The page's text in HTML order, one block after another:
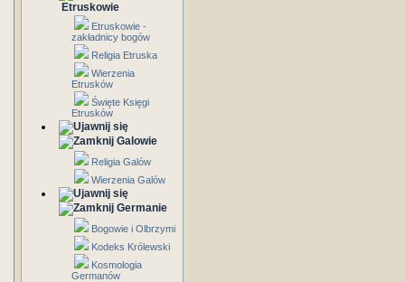
Etruskowie
Etruskowie -
zakładnicy bogów
Religia Etruska
Wierzenia
Etrusków
Święte Księgi
Etrusków
Galowie
Religia Galów
Wierzenia Galów
Germanie
Bogowie i Olbrzymi
Kodeks Królewski
Kosmologia
Germanów